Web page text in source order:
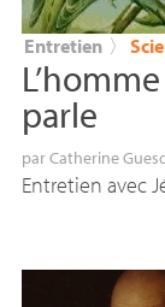
Entretien 〉
parle
parCatherine
Entretien avec